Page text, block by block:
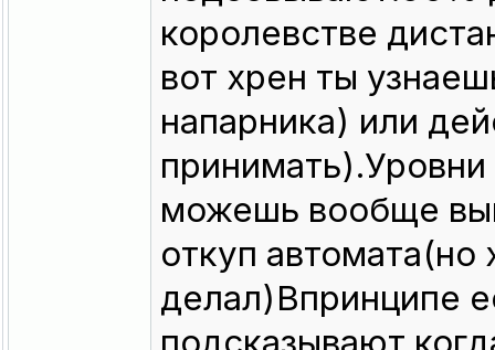
королевстве
вот хрен ты
напарника) или
можешь вообще
откуп автомата(но
делал)Впринципе